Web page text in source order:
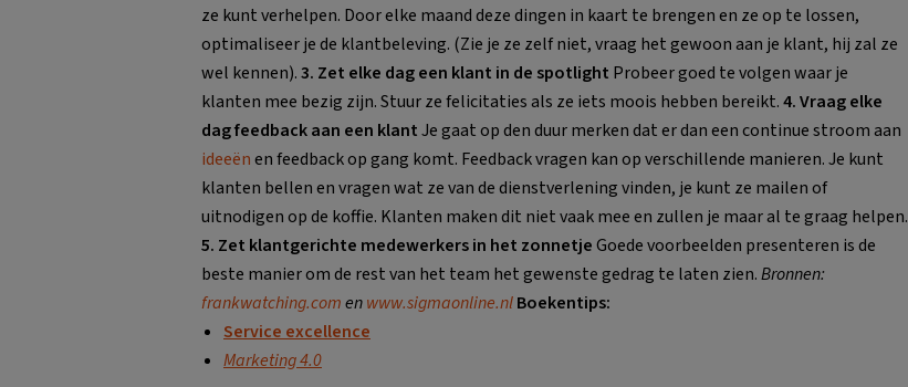
ze kunt verhelpen. Door elke maand deze dingen in kaart te brengen en ze op te lossen,
optimaliseer je de klantbeleving. (Zie je ze zelf niet, vraag het gewoon aan je klant, hij zal ze
wel kennen).3. Zet elke dag een klant in de spotlight Probeer goed te volgen waar je
klanten mee bezig zijn. Stuur ze felicitaties als ze iets moois hebben bereikt.4. Vraag elke
dag feedback aan een klantJe gaat op den duur merken dat er dan een continue stroom aan
ideeënen feedback op gang komt. Feedback vragen kan op verschillende manieren. Je kunt
klanten bellen en vragen wat ze van de dienstverlening vinden, je kunt ze mailen of
uitnodigen op de koffie. Klanten maken dit niet vaak mee en zullen je maar al te graag helpen.
5. Zet klantgerichte medewerkers in het zonnetjeGoede voorbeelden presenteren is de
beste manier om de rest van het team het gewenste gedrag te laten zien.Bronnen:
frankwatching.comenwww.sigmaonline.nlBoekentips:
Service excellence
Marketing 4.0